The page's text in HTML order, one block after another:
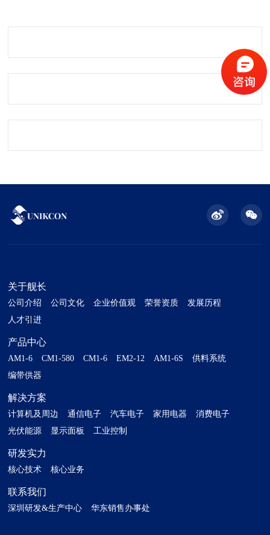
关于舰长
公司介绍 公司文化 企业价值观 荣誉资质
发展历程
人才引进
产品中心
AM1-6 CM1-580 CM1-6 EM2-12 AM1-6S
供料系统
编带供器
解决方案
计算机及周边 通信电子 汽车电子 家用电器
消费电子
光伏能源
显示面板 工业控制
研发实力
核心技术 核心业务
联系我们
深圳研发&生产中心 华东销售办事处